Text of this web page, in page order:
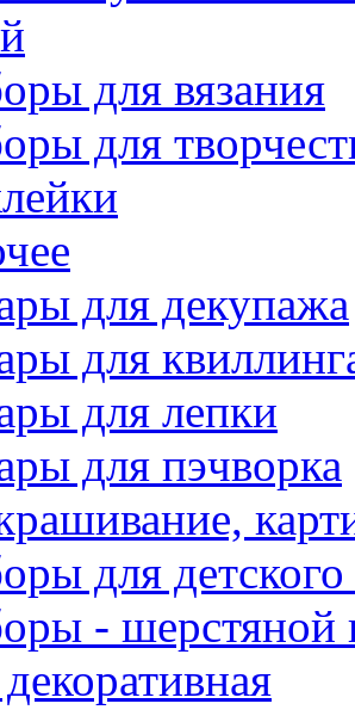
для вязания
для
для декупажа
для
для лепки
для пэчворка
для
- шерстяной